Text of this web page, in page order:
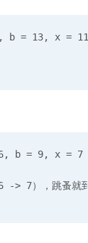
b = 13, x = 11
b = 9, x = 7